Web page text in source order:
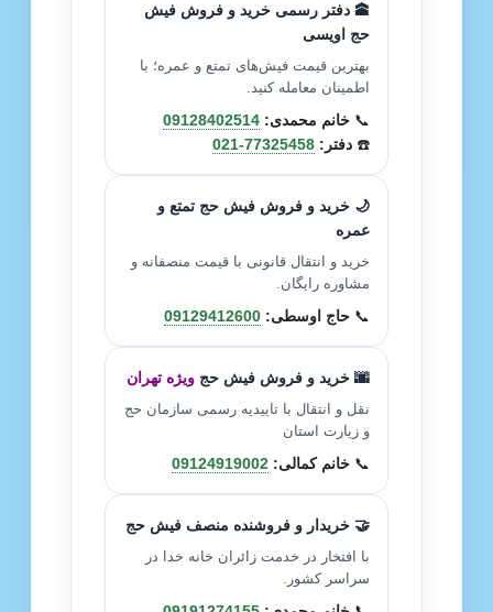
🕋 دفتر رسمی خرید و فروش فیش
حج اویسی
بهترین قیمت فیش‌های تمتع و عمره؛ با
اطمینان معامله کنید.
📞 خانم محمدی: 09128402514
☎️ دفتر: 021-77325458
🌙 خرید و فروش فیش حج تمتع و
عمره
خرید و انتقال قانونی با قیمت منصفانه و
مشاوره رایگان.
📞 حاج اوسطی: 09129412600
🌆 خرید و فروش فیش حج ویژه تهران
نقل و انتقال با تاییدیه رسمی سازمان حج
و زیارت استان
📞 خانم کمالی: 09124919002
🤝 خریدار و فروشنده منصف فیش حج
با افتخار در خدمت زائران خانه خدا در
سراسر کشور.